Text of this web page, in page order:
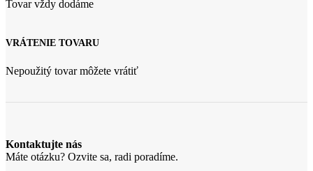
Tovar vždy dodáme
VRÁTENIE TOVARU
Nepoužitý tovar môžete vrátiť
Kontaktujte nás
Máte otázku? Ozvite sa, radi poradíme.